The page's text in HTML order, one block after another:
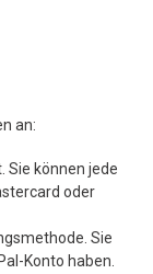
an:
Sie können jede
oder
Sie
Konto haben.